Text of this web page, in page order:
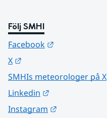
Följ SMHI
Facebook
X
SMHIs meteorologer på X
Linkedin
Instagram